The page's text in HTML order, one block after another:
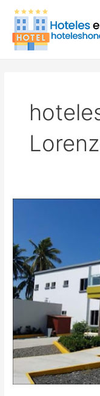
contenido
hotel
en
San
Lorenzo,
Honduras